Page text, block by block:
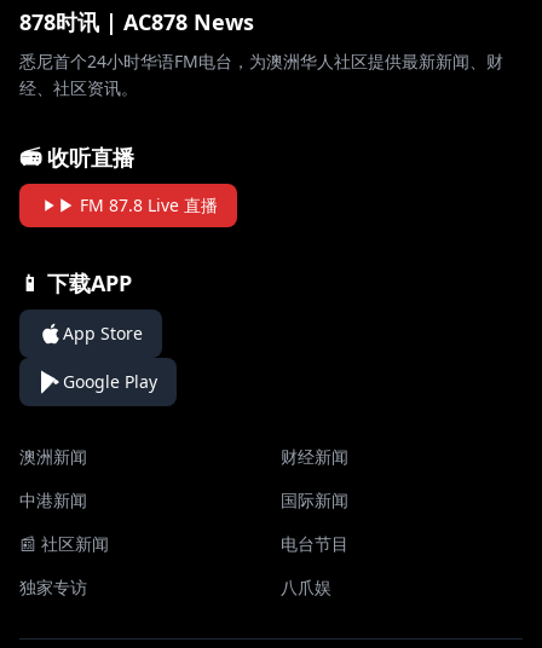
878时讯 | AC878 News
悉尼首个24小时华语FM电台，为澳洲华人社区提供最新新闻、财
经、社区资讯。
📻 收听直播
▶ FM 87.8 Live 直播
📱 下载APP
App Store
Google Play
澳洲新闻
财经新闻
中港新闻
国际新闻
📰 社区新闻
电台节目
独家专访
八爪娱